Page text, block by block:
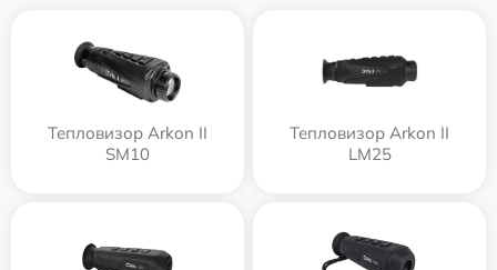
Тепловизор Arkon II
SM10
Тепловизор Arkon II
LM25